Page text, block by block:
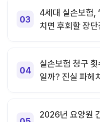
4세대 실손보험,
치면 후회할 장단
실손보험 청구
일까? 진실 파헤
2026년 요양원